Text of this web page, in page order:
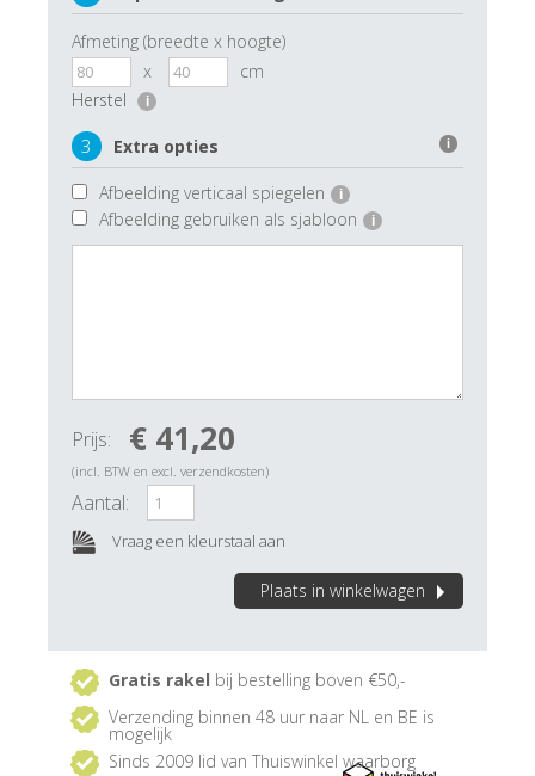
Afmeting (breedte x hoogte)
x
cm
Herstel
i
3 Extra opties i
Afbeelding verticaal spiegelen i
Afbeelding gebruiken als sjabloon i
Plaats in winkelwagen
Prijs: € 41,20
(incl. BTW en excl. verzendkosten)
Aantal:
Vraag een kleurstaal aan
Gratis rakel bij bestelling boven €50,-
Verzending binnen 48 uur naar NL en BE is
mogelijk
Sinds 2009 lid van Thuiswinkel waarborg